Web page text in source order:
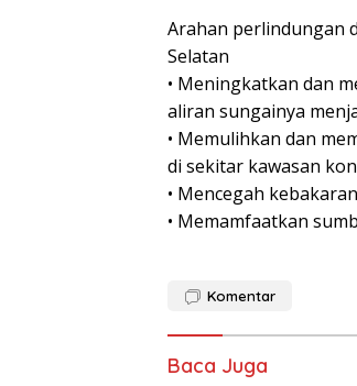
Arahan perlindungan
Selatan
• Meningkatkan dan
aliran sungainya
• Memulihkan dan
di sekitar kawasan
• Mencegah
• Memamfaatkan
Komentar
Baca Juga